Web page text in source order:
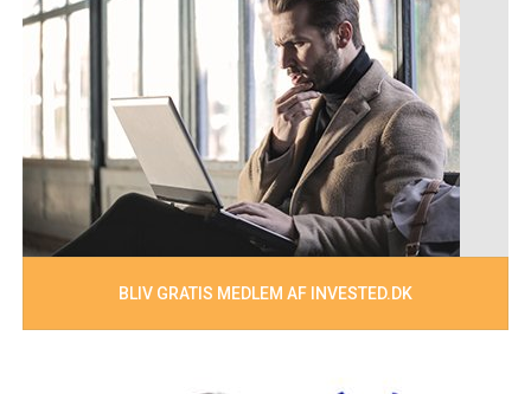
BLIV GRATIS MEDLEM AF INVESTED.DK